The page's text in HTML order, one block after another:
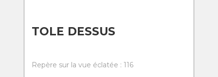
TOLE DESSUS
Repère sur la vue éclatée : 116